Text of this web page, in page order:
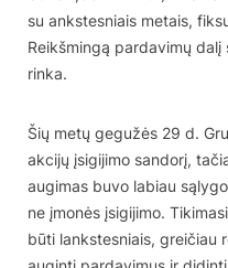
su ankstesniais metais,
Reikšmingą pardavimų
rinka.
Šių metų gegužės 29 d.
akcijų įsigijimo sandorį,
augimas buvo labiau
ne įmonės įsigijimo.
būti lankstesniais, greičiau